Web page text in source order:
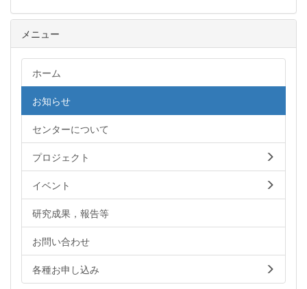
メニュー
ホーム
お知らせ
センターについて
プロジェクト
イベント
研究成果，報告等
お問い合わせ
各種お申し込み